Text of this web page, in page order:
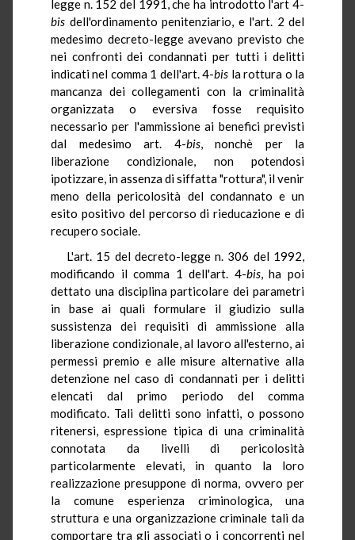
legge n. 152 del 1991, che ha introdotto l'art 4-
bis dell'ordinamento penitenziario, e l'art. 2 del
medesimo decreto-legge avevano previsto che
nei confronti dei condannati per tutti i delitti
indicati nel comma 1 dell'art. 4-bis la rottura o la
mancanza dei collegamenti con la criminalità
organizzata o eversiva fosse requisito
necessario per l'ammissione ai benefici previsti
dal medesimo art. 4-bis, nonchè per la
liberazione condizionale, non potendosi
ipotizzare, in assenza di siffatta "rottura", il venir
meno della pericolosità del condannato e un
esito positivo del percorso di rieducazione e di
recupero sociale.
L'art. 15 del decreto-legge n. 306 del 1992,
modificando il comma 1 dell'art. 4-bis, ha poi
dettato una disciplina particolare dei parametri
in base ai quali formulare il giudizio sulla
sussistenza dei requisiti di ammissione alla
liberazione condizionale, al lavoro all'esterno, ai
permessi premio e alle misure alternative alla
detenzione nel caso di condannati per i delitti
elencati dal primo periodo del comma
modificato. Tali delitti sono infatti, o possono
ritenersi, espressione tipica di una criminalità
connotata da livelli di pericolosità
particolarmente elevati, in quanto la loro
realizzazione presuppone di norma, ovvero per
la comune esperienza criminologica, una
struttura e una organizzazione criminale tali da
comportare tra gli associati o i concorrenti nel